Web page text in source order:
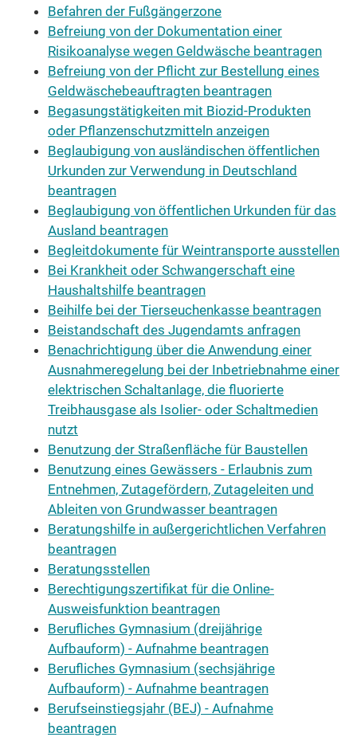
Befahren der Fußgängerzone
Befreiung von der Dokumentation einer
Risikoanalyse wegen Geldwäsche beantragen
Befreiung von der Pflicht zur Bestellung eines
Geldwäschebeauftragten beantragen
Begasungstätigkeiten mit Biozid-Produkten
oder Pflanzenschutzmitteln anzeigen
Beglaubigung von ausländischen öffentlichen
Urkunden zur Verwendung in Deutschland
beantragen
Beglaubigung von öffentlichen Urkunden für das
Ausland beantragen
Begleitdokumente für Weintransporte ausstellen
Bei Krankheit oder Schwangerschaft eine
Haushaltshilfe beantragen
Beihilfe bei der Tierseuchenkasse beantragen
Beistandschaft des Jugendamts anfragen
Benachrichtigung über die Anwendung einer
Ausnahmeregelung bei der Inbetriebnahme einer
elektrischen Schaltanlage, die fluorierte
Treibhausgase als Isolier- oder Schaltmedien
nutzt
Benutzung der Straßenfläche für Baustellen
Benutzung eines Gewässers - Erlaubnis zum
Entnehmen, Zutagefördern, Zutageleiten und
Ableiten von Grundwasser beantragen
Beratungshilfe in außergerichtlichen Verfahren
beantragen
Beratungsstellen
Berechtigungszertifikat für die Online-
Ausweisfunktion beantragen
Berufliches Gymnasium (dreijährige
Aufbauform) - Aufnahme beantragen
Berufliches Gymnasium (sechsjährige
Aufbauform) - Aufnahme beantragen
Berufseinstiegsjahr (BEJ) - Aufnahme
beantragen